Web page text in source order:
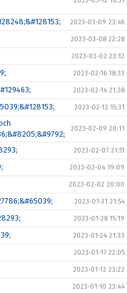
2023-03-09 23:46
2023-03-08 22:28
2023-03-02 23:12
2023-02-16 18:33
2023-02-14 21:38
2023-02-12 15:31
2023-02-09 20:11
2023-02-07 21:51
2023-02-04 19:09
2023-02-02 20:00
2023-01-31 21:54
2023-01-28 15:19
2023-01-24 21:33
2023-01-17 22:05
2023-01-12 23:22
2023-01-10 23:44